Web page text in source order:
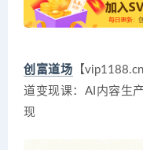
创富道场 【
道变现课：AI内容生
现